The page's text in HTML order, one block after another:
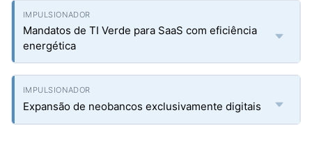
Mandatos de TI Verde para SaaS com eficiência
energética
Expansão de neobancos exclusivamente digitais